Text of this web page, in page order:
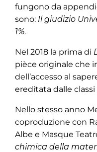
fungono da
sono: Il giudizio
1%.
Nel 2018 la prima di
pièce originale che
dell’accesso al
ereditata dalle
Nello stesso anno
coproduzione con
Albe e Masque
chimica della